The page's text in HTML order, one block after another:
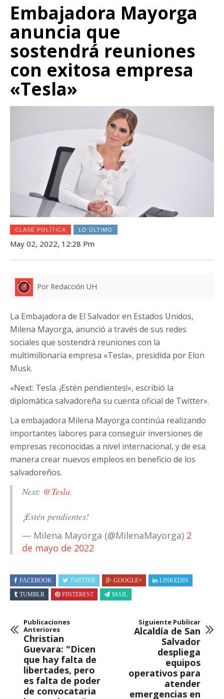
Embajadora Mayorga
anuncia que
sostendrá reuniones
con exitosa empresa
«Tesla»
CLASE POLÍTICA LO ÚLTIMO
May 02, 2022, 12:28 Pm
Por Redacción UH
La Embajadora de El Salvador en Estados Unidos,
Milena Mayorga, anunció a través de sus redes
sociales que sostendrá reuniones con la
multimillonaria empresa «Tesla», presidida por Elon
Musk.
«Next: Tesla. ¡Estén pendientes!», escribió la
diplomática salvadoreña su cuenta oficial de Twitter».
La embajadora Milena Mayorga continúa realizando
importantes labores para conseguir inversiones de
empresas reconocidas a nivel internacional, y de esa
manera crear nuevos empleos en beneficio de los
salvadoreños.
Next: @Tesla.
¡Estén pendientes!
— Milena Mayorga (@MilenaMayorga) 2
de mayo de 2022
FACEBOOK TWITTER GOOGLE+
LINKEDIN
TUMBLR
PINTEREST MAIL
Publicaciones
Anteriores
Christian
Guevara: "Dicen
que hay falta de
libertades, pero
es falta de poder
de convocataria
Siguiente Publicar
Alcaldía de San
Salvador
despliega
equipos
operativos para
atender
emergencias en